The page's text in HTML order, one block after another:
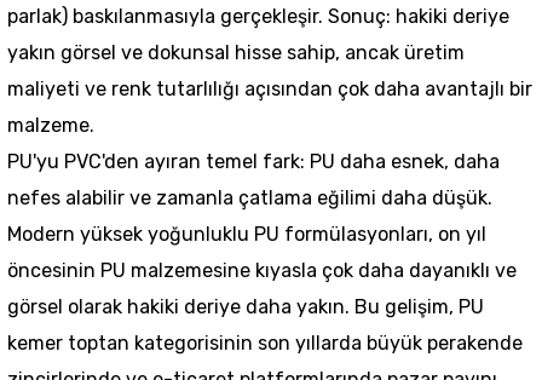
parlak) baskılanmasıyla gerçekleşir. Sonuç: hakiki deriye
yakın görsel ve dokunsal hisse sahip, ancak üretim
maliyeti ve renk tutarlılığı açısından çok daha avantajlı bir
malzeme.
PU'yu PVC'den ayıran temel fark: PU daha esnek, daha
nefes alabilir ve zamanla çatlama eğilimi daha düşük.
Modern yüksek yoğunluklu PU formülasyonları, on yıl
öncesinin PU malzemesine kıyasla çok daha dayanıklı ve
görsel olarak hakiki deriye daha yakın. Bu gelişim, PU
kemer toptan kategorisinin son yıllarda büyük perakende